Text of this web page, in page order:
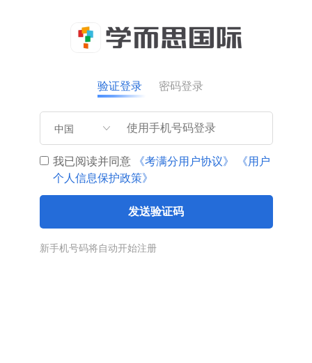
验证登录 密码登录
中国
我已阅读并同意 《考满分用户协议》
《用户
个人信息保护政策》
发送验证码
新手机号码将自动开始注册